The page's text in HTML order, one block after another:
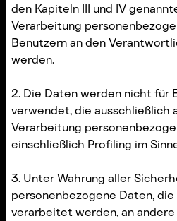
den Kapiteln III und IV
Verarbeitung
Benutzern an den
werden.
2. Die Daten werden nicht für
verwendet, die ausschließlich
Verarbeitung
einschließlich Profiling im
3. Unter Wahrung aller
personenbezogene Daten,
verarbeitet werden, an